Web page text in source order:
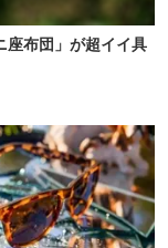
座布団」が超イイ具